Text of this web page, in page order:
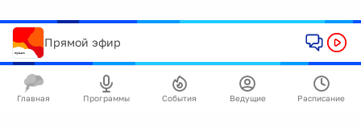
Прямой эфир
Главная Программы События Ведущие Расписание